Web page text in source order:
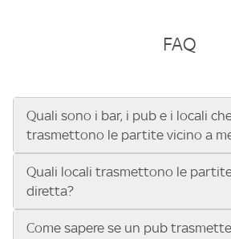
FAQ
Quali sono i bar, i pub e i locali
trasmettono le partite vicino a
Se cerchi un bar, pub, ristorante o
vedere le partite di Serie A ENILIVE, la
UEFA Champions League, la UEFA
Conference League, il Tennis, la
Quali locali trasmettono le
diretta?
Vuoi sapere quali bar, pub o ristoranti
Come sapere se un pub